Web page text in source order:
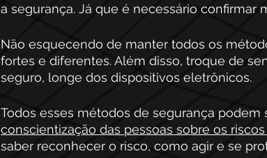
a segurança. Já que é necessário confirmar
Não esquecendo de manter todos os
fortes e diferentes. Além disso, troque de
seguro, longe dos dispositivos eletrônicos.
Todos esses métodos de segurança podem
conscientização das pessoas sobre os
saber reconhecer o risco, como agir e se